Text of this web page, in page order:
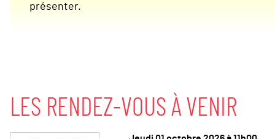
présenter.
LES RENDEZ-VOUS À VENIR